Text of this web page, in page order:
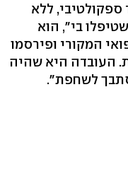
ללא
התייעצות איתי או עם הרופאים שטיפלו בי‭,"‬ הוא
המקורי ופירסמו
העובדה היא שהיה
לשחפת‭."‬